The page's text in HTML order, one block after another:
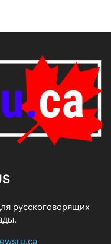
русскоговорящих